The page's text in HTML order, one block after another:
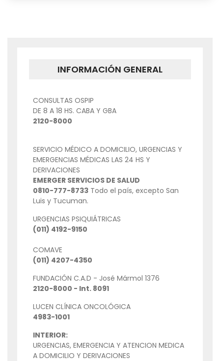
INFORMACIÓN GENERAL
CONSULTAS OSPIP
DE 8 A 18 HS. CABA Y GBA
2120-8000
SERVICIO MÉDICO A DOMICILIO, URGENCIAS Y
EMERGENCIAS MÉDICAS LAS 24 HS Y
DERIVACIONES
EMERGER SERVICIOS DE SALUD
0810-777-8733 Todo el país, excepto San
Luis y Tucuman.
URGENCIAS PSIQUIÁTRICAS
(011) 4192-9150
COMAVE
(011) 4207-4350
FUNDACIÓN C.A.D - José Mármol 1376
2120-8000 - Int. 8091
LUCEN CLÍNICA ONCOLÓGICA
4983-1001
INTERIOR:
URGENCIAS, EMERGENCIA Y ATENCION MEDICA
A DOMICILIO Y DERIVACIONES